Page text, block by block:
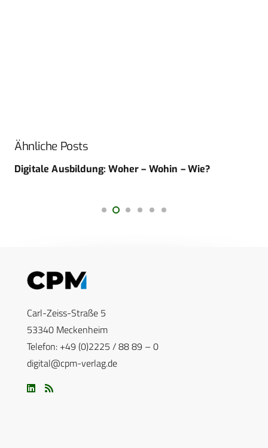
Ähnliche Posts
Digitale Ausbildung: Woher – Wohin – Wie?
Carl-Zeiss-Straße 5
53340 Meckenheim
Telefon: +49 (0)2225 / 88 89 – 0
digital@cpm-verlag.de